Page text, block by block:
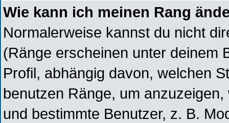
Wie kann ich meinen Rang
Normalerweise kannst du nicht
(Ränge erscheinen unter deinem
Profil, abhängig davon, welchen
benutzen Ränge, um
und bestimmte Benutzer, z. B.